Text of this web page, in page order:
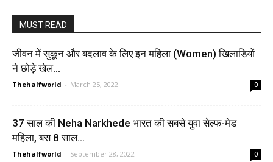
MUST READ
जीवन में सुकून और बदलाव के लिए इन महिला (Women) खिलाडियों
ने छोड़े खेल...
Thehalfworld - March 25, 2022 0
37 साल की Neha Narkhede भारत की सबसे युवा सेल्फ-मेड
महिला, बस 8 साल...
Thehalfworld - September 28, 2022 0